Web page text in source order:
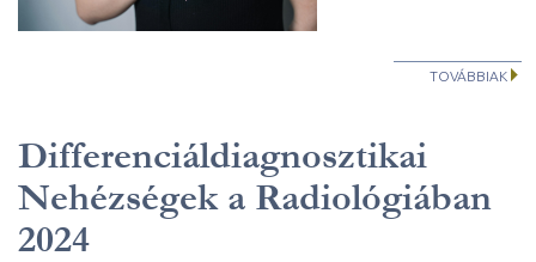
TOVÁBBIAK
Differenciáldiagnosztikai
Nehézségek a Radiológiában
2024